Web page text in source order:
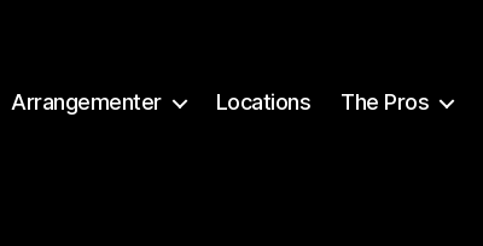
Arrangementer Locations The Pros